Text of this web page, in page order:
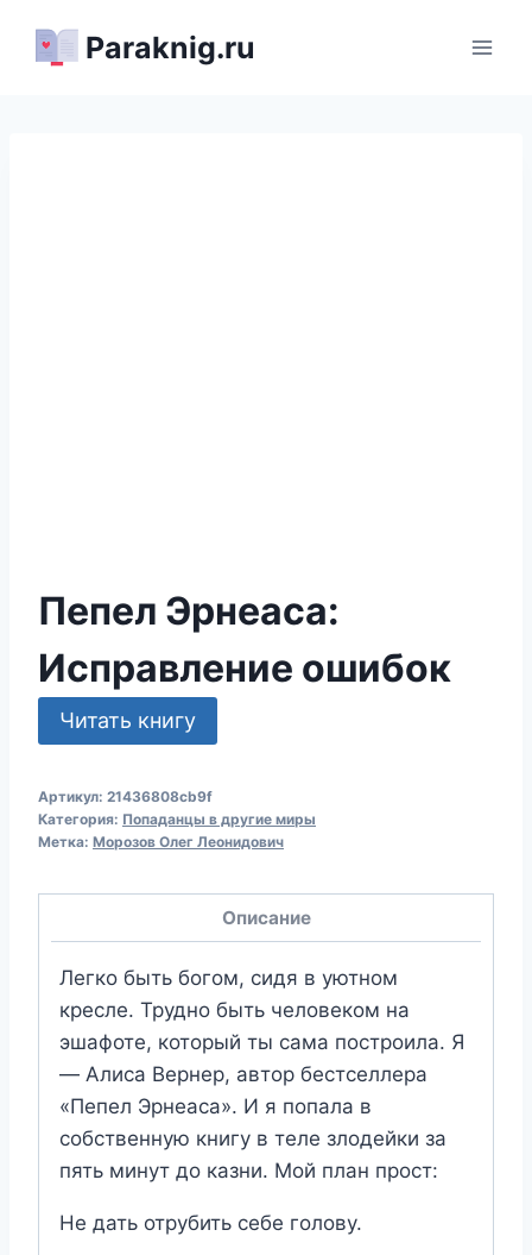
Paraknig.ru
Пепел Эрнеаса:
Исправление ошибок
Читать книгу
Артикул: 21436808cb9f
Категория: Попаданцы в другие миры
Метка: Морозов Олег Леонидович
Описание
Легко быть богом, сидя в уютном
кресле. Трудно быть человеком на
эшафоте, который ты сама построила. Я
— Алиса Вернер, автор бестселлера
«Пепел Эрнеаса». И я попала в
собственную книгу в теле злодейки за
пять минут до казни. Мой план прост:
Не дать отрубить себе голову.